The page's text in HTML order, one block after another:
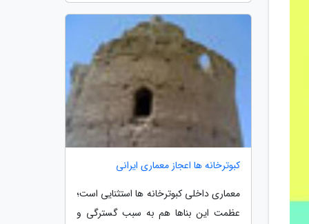
کبوترخانه ها اعجاز معماری ایرانی
معماری داخلی کبوترخانه ها استثنایی است؛
عظمت این بناها هم به سبب گسترگی و